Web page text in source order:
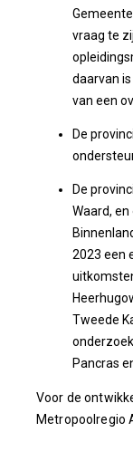
vraag te
daarvan
van een
De
De
Waard,
2023 een
Tweede
Pancras
Voor de
Metropoolregio